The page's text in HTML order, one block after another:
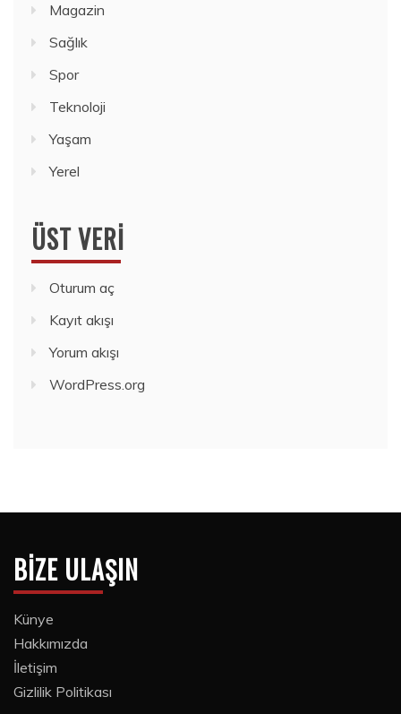
Magazin
Sağlık
Spor
Teknoloji
Yaşam
Yerel
ÜST VERI
Oturum aç
Kayıt akışı
Yorum akışı
WordPress.org
BIZE ULAŞIN
Künye
Hakkımızda
İletişim
Gizlilik Politikası